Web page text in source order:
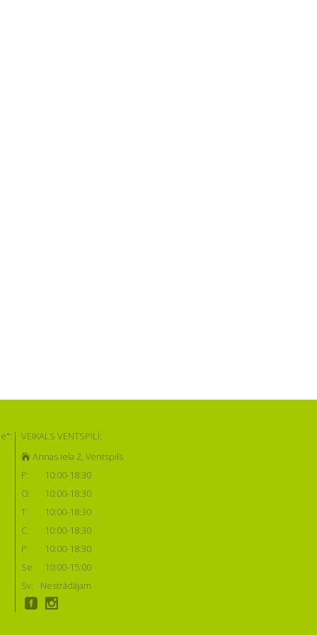
VEIKALS VENTSPILĪ:
Annas iela 2, Ventspils
P:
10:00-18:30
O:
10:00-18:30
T:
10:00-18:30
C:
10:00-18:30
P:
10:00-18:30
Se:
10:00-15:00
Sv:
Nestrādājam